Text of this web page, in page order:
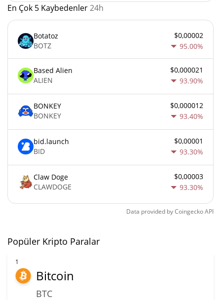
En Çok 5 Kaybedenler24h
Botatoz
BOTZ
$0,00002
95.00%
Based Alien
ALIEN
$0,000021
93.90%
BONKEY
BONKEY
$0,000012
93.40%
bid.launch
BID
$0,00001
93.30%
Claw Doge
CLAWDOGE
$0,00003
93.30%
Data provided byCoingeckoAPI
Popüler Kripto Paralar
1
Bitcoin
BTC